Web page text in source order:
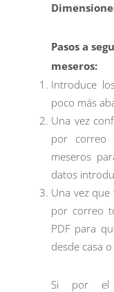
Pasos a
meseros:
Introduce
poco más
Una vez
por
meseros
datos
Una vez
por correo
PDF para
desde casa
Si por el